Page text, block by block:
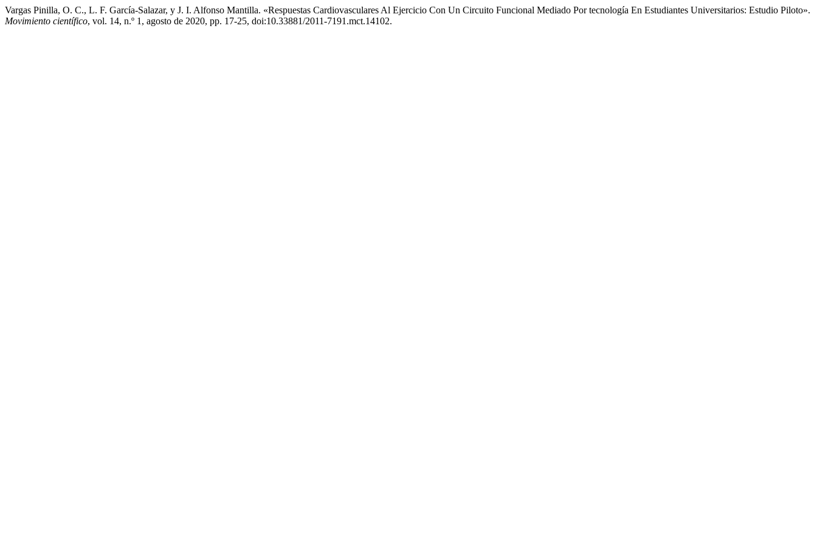
Vargas Pinilla, O. C., L. F. García-Salazar, y J. I. Alfonso Mantilla. «Respuestas Cardiovasculares Al Ejercicio Con Un Circuito Funcional Mediado Por tecnología En Estudiantes Universitarios: Estudio Piloto».
Movimiento científico, vol. 14, n.º 1, agosto de 2020, pp. 17-25, doi:10.33881/2011-7191.mct.14102.